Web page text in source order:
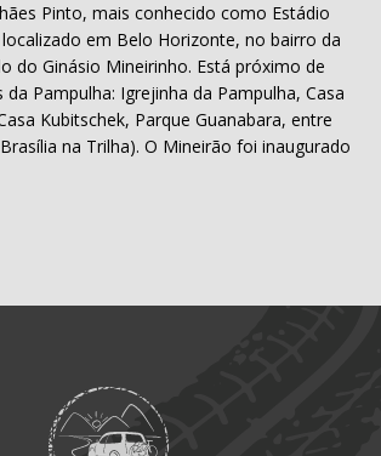
Pinto, mais conhecido como Estádio
em Belo Horizonte, no bairro da
do Ginásio Mineirinho. Está próximo de
Pampulha: Igrejinha da Pampulha, Casa
Kubitschek, Parque Guanabara, entre
na Trilha). O Mineirão foi inaugurado